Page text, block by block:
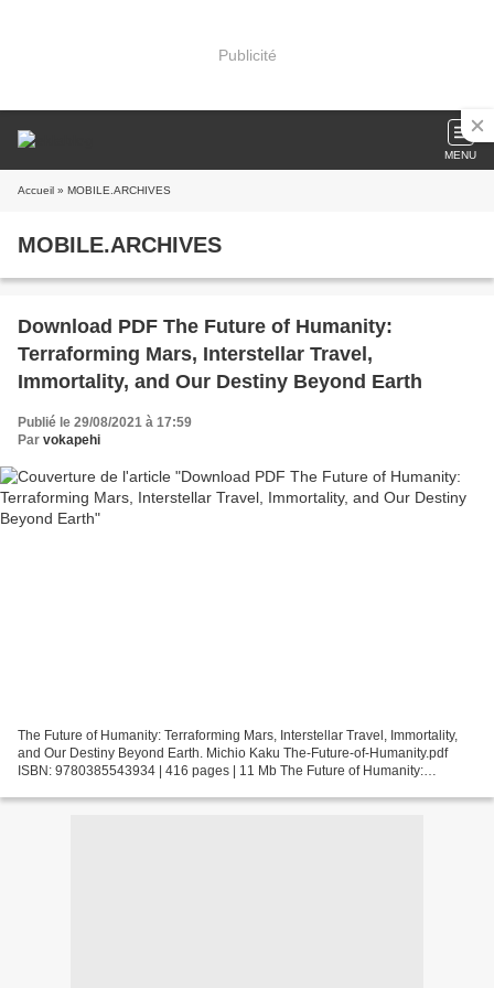
Publicité
MENU
Accueil » MOBILE.ARCHIVES
MOBILE.ARCHIVES
Download PDF The Future of Humanity:
Terraforming Mars, Interstellar Travel,
Immortality, and Our Destiny Beyond Earth
Publié le 29/08/2021 à 17:59
Par vokapehi
The Future of Humanity: Terraforming Mars, Interstellar Travel, Immortality,
and Our Destiny Beyond Earth. Michio Kaku The-Future-of-Humanity.pdf
ISBN: 9780385543934 | 416 pages | 11 Mb The Future of Humanity: